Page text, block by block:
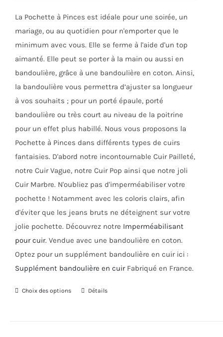
choisies
sur
du
95,00€.45,00€.
La Pochette à Pinces est idéale pour une soirée, un
mariage, ou au quotidien pour n'emporter que le
minimum avec vous. Elle se ferme à l'aide d'un top
aimanté. Elle peut se porter à la main ou aussi en
bandoulière, grâce à une bandoulière en coton. Ainsi,
la bandoulière vous permettra d’ajuster sa longueur
à vos souhaits ; pour un porté épaule, porté
bandoulière ou très court au niveau de la poitrine
pour un effet plus habillé. Nous vous proposons la
Pochette à Pinces dans différents types de cuirs
fantaisies. D'abord notre incontournable Cuir Pailleté,
notre Cuir Vague, notre Cuir Pop ainsi que notre joli
Cuir Marbre. N'oubliez pas d'imperméabiliser votre
pochette ! Notamment avec les coloris clairs, afin
d'éviter que les jeans bruts ne déteignent sur votre
jolie pochette. Découvrez notre Imperméabilisant
pour cuir. Vendue avec une bandoulière en coton.
Optez pour un supplément bandoulière en cuir ici :
Supplément bandoulière en cuirFabriqué en France.
Choix des options
CeDétails